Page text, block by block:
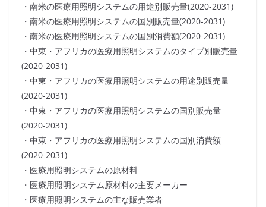
・南米の医療用照明システムの用途別販売量(2020-2031)
・南米の医療用照明システムの国別販売量(2020-2031)
・南米の医療用照明システムの国別消費額(2020-2031)
・中東・アフリカの医療用照明システムのタイプ別販売量
(2020-2031)
・中東・アフリカの医療用照明システムの用途別販売量
(2020-2031)
・中東・アフリカの医療用照明システムの国別販売量
(2020-2031)
・中東・アフリカの医療用照明システムの国別消費額
(2020-2031)
・医療用照明システムの原材料
・医療用照明システム原材料の主要メーカー
・医療用照明システムの主な販売業者